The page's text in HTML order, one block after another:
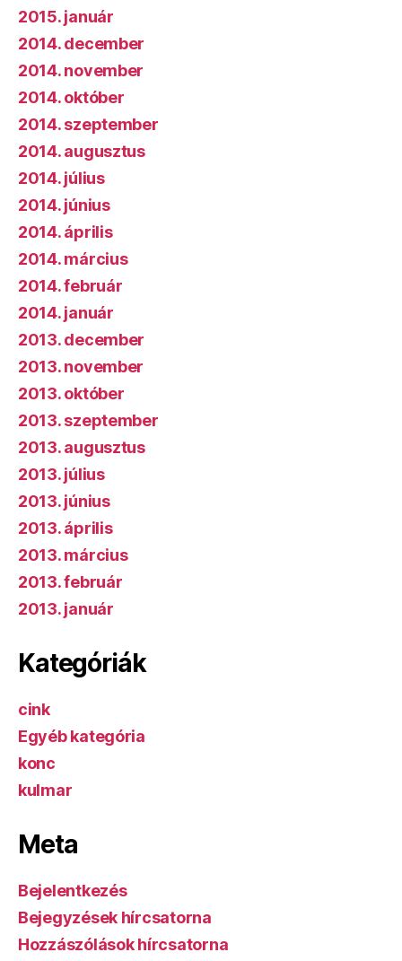
2015. január
2014. december
2014. november
2014. október
2014. szeptember
2014. augusztus
2014. július
2014. június
2014. április
2014. március
2014. február
2014. január
2013. december
2013. november
2013. október
2013. szeptember
2013. augusztus
2013. július
2013. június
2013. április
2013. március
2013. február
2013. január
Kategóriák
cink
Egyéb kategória
konc
kulmar
Meta
Bejelentkezés
Bejegyzések hírcsatorna
Hozzászólások hírcsatorna